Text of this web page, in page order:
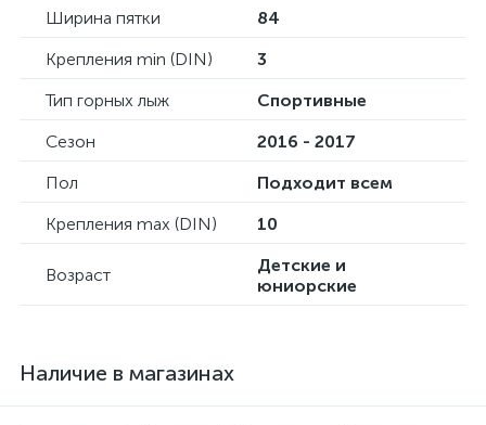
Ширина пятки
84
Крепления min (DIN)
3
Тип горных лыж
Спортивные
Сезон
2016 - 2017
Пол
Подходит всем
Крепления max (DIN)
10
Возраст
Детские и
юниорские
Наличие в магазинах